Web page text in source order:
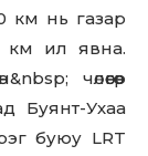
км нь газар
км ил явна.
чөлөөгөөр
Буянт-Ухаа
буюу LRT